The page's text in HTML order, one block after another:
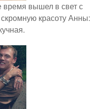
время вышел в свет с
красоту Анны: